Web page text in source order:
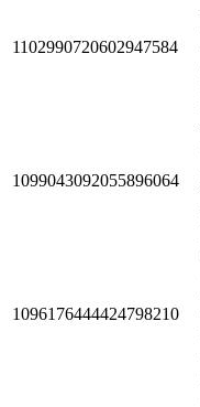
1102990720602947584
1099043092055896064
1096176444424798210